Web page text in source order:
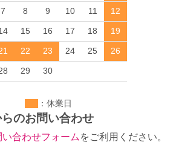
7 8 9 10 11 12
15 16 17 18 19
22 23 24 25 26
29 30
：休業日
のお問い合わせ
合わせフォーム をご利用ください。